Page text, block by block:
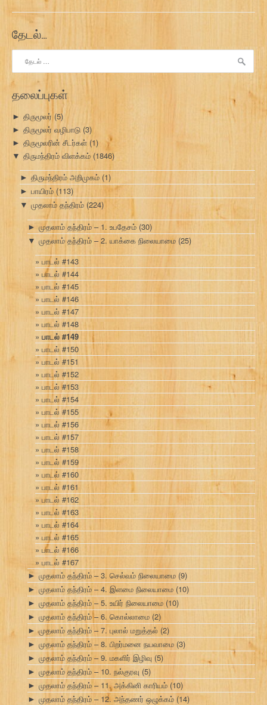
தேடல்…
தேடு:
தலைப்புகள்
► திருமூலர் (5)
► திருமூலர் வழிபாடு (3)
► திருமூலரின் சீடர்கள் (1)
▼ திருமந்திரம் விளக்கம் (1846)
► திருமந்திரம் அறிமுகம் (1)
► பாயிரம் (113)
▼ முதலாம் தந்திரம் (224)
► முதலாம் தந்திரம் – 1. உபதேசம் (30)
▼ முதலாம் தந்திரம் – 2. யாக்கை நிலையாமை (25)
பாடல் #143
பாடல் #144
பாடல் #145
பாடல் #146
பாடல் #147
பாடல் #148
பாடல் #149
பாடல் #150
பாடல் #151
பாடல் #152
பாடல் #153
பாடல் #154
பாடல் #155
பாடல் #156
பாடல் #157
பாடல் #158
பாடல் #159
பாடல் #160
பாடல் #161
பாடல் #162
பாடல் #163
பாடல் #164
பாடல் #165
பாடல் #166
பாடல் #167
► முதலாம் தந்திரம் – 3. செல்வம் நிலையாமை (9)
► முதலாம் தந்திரம் – 4. இளமை நிலையாமை (10)
► முதலாம் தந்திரம் – 5. உயிர் நிலையாமை (10)
► முதலாம் தந்திரம் – 6. கொல்லாமை (2)
► முதலாம் தந்திரம் – 7. புலால் மறுத்தல் (2)
► முதலாம் தந்திரம் – 8. பிறர்மனை நயவாமை (3)
► முதலாம் தந்திரம் – 9. மகளிர் இழிவு (5)
► முதலாம் தந்திரம் – 10. நல்குரவு (5)
► முதலாம் தந்திரம் – 11. அக்கினி காரியம் (10)
► முதலாம் தந்திரம் – 12. அந்தணர் ஒழுக்கம் (14)